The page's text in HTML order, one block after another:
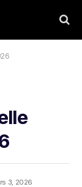
3, 2026